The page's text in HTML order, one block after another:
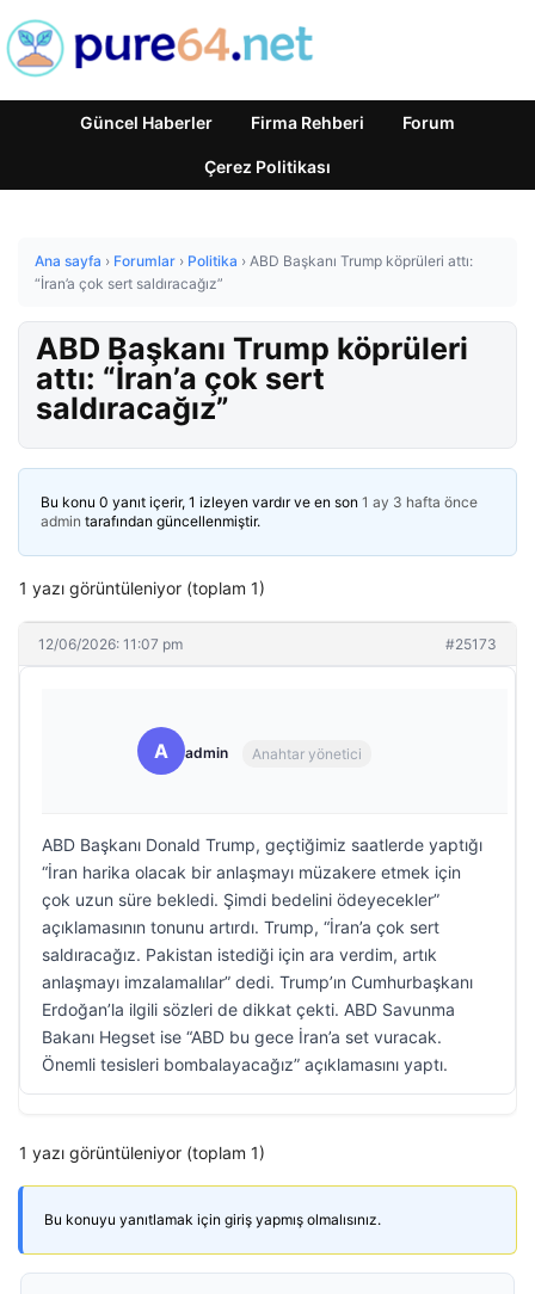
Güncel Haberler Firma Rehberi Forum
Çerez Politikası
Ana sayfa › Forumlar › Politika › ABD Başkanı Trump köprüleri attı:
“İran’a çok sert saldıracağız”
ABD Başkanı Trump köprüleri
attı: “İran’a çok sert
saldıracağız”
Bu konu 0 yanıt içerir, 1 izleyen vardır ve en son 1 ay 3 hafta önce
admin tarafından güncellenmiştir.
1 yazı görüntüleniyor (toplam 1)
12/06/2026: 11:07 pm #25173
A admin Anahtar yönetici
ABD Başkanı Donald Trump, geçtiğimiz saatlerde yaptığı
“İran harika olacak bir anlaşmayı müzakere etmek için
çok uzun süre bekledi. Şimdi bedelini ödeyecekler”
açıklamasının tonunu artırdı. Trump, “İran’a çok sert
saldıracağız. Pakistan istediği için ara verdim, artık
anlaşmayı imzalamalılar” dedi. Trump’ın Cumhurbaşkanı
Erdoğan’la ilgili sözleri de dikkat çekti. ABD Savunma
Bakanı Hegset ise “ABD bu gece İran’a set vuracak.
Önemli tesisleri bombalayacağız” açıklamasını yaptı.
1 yazı görüntüleniyor (toplam 1)
Bu konuyu yanıtlamak için giriş yapmış olmalısınız.